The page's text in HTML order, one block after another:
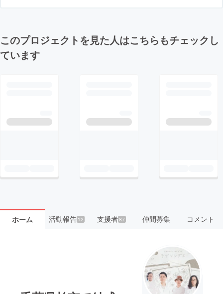
このプロジェクトを見た人はこちらもチェックし
ています
ホーム 活動報告12 支援者87 仲間募集 コメント